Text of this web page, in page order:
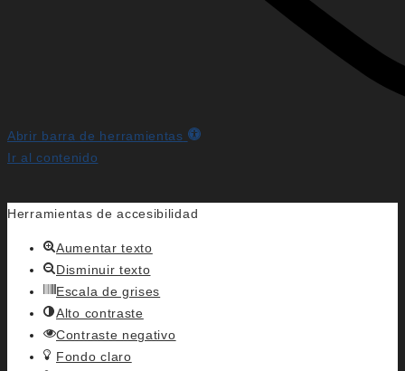
Abrir barra de herramientas
Ir al contenido
Herramientas de accesibilidad
Aumentar texto
Disminuir texto
Escala de grises
Alto contraste
Contraste negativo
Fondo claro